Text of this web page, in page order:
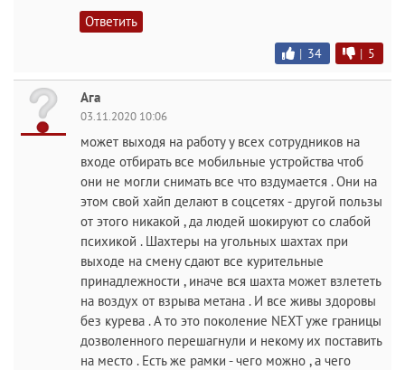
Ответить
| 34 | 5
Ага
03.11.2020 10:06
может выходя на работу у всех сотрудников на
входе отбирать все мобильные устройства чтоб
они не могли снимать все что вздумается . Они на
этом свой хайп делают в соцсетях - другой пользы
от этого никакой , да людей шокируют со слабой
психикой . Шахтеры на угольных шахтах при
выходе на смену сдают все курительные
принадлежности , иначе вся шахта может взлететь
на воздух от взрыва метана . И все живы здоровы
без курева . А то это поколение NEXT уже границы
дозволенного перешагнули и некому их поставить
на место . Есть же рамки - чего можно , а чего